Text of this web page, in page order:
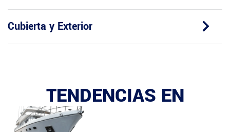
Cubierta y Exterior
TENDENCIAS EN